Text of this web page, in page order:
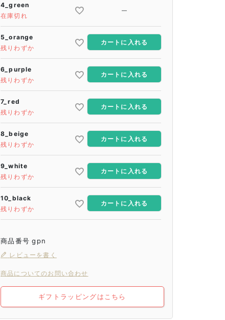
4_green
在庫切れ
—
5_orange
残りわずか
カートに入れる
6_purple
残りわずか
カートに入れる
7_red
残りわずか
カートに入れる
8_beige
残りわずか
カートに入れる
9_white
残りわずか
カートに入れる
10_black
残りわずか
カートに入れる
商品番号 gpn
レビューを書く
商品についてのお問い合わせ
ギフトラッピングはこちら